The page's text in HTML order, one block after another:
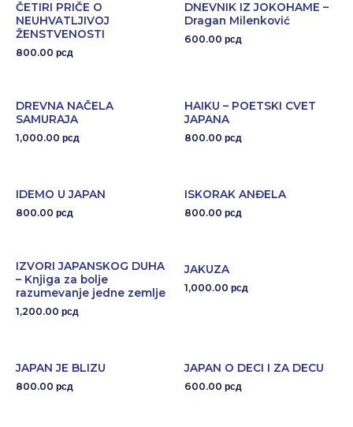
ČETIRI PRIČE O
NEUHVATLJIVOJ
ŽENSTVENOSTI
800.00 рсд
DNEVNIK IZ JOKOHAME –
Dragan Milenković
600.00 рсд
DREVNA NAČELA
SAMURAJA
1,000.00 рсд
HAIKU – POETSKI CVET
JAPANA
800.00 рсд
IDEMO U JAPAN
800.00 рсд
ISKORAK ANĐELA
800.00 рсд
IZVORI JAPANSKOG DUHA
– Knjiga za bolje
razumevanje jedne zemlje
1,200.00 рсд
JAKUZA
1,000.00 рсд
JAPAN JE BLIZU
800.00 рсд
JAPAN O DECI I ZA DECU
600.00 рсд